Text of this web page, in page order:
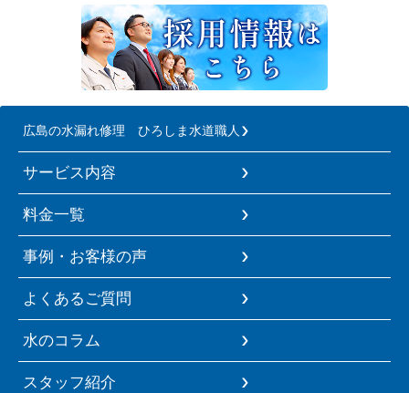
広島の水漏れ修理 ひろしま水道職人
サービス内容
料金一覧
事例・お客様の声
よくあるご質問
水のコラム
スタッフ紹介